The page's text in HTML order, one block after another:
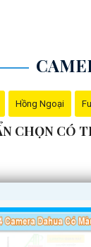
nhà ở bất kỳ
2.0MP FULL
Hồng Ngoại
CHỌN CÓ